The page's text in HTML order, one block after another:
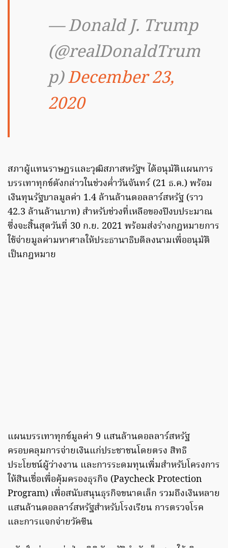
— Donald J. Trump
(@realDonaldTrum
p)December 23,
2020
สภาผู้แทนราษฎรและวุฒิสภาสหรัฐฯ ได้อนุมัติแผนการ
บรรเทาทุกข์ดังกล่าวในช่วงค่ำวันจันทร์ (21 ธ.ค.) พร้อม
เงินทุนรัฐบาลมูลค่า 1.4 ล้านล้านดอลลาร์สหรัฐ (ราว
42.3 ล้านล้านบาท) สำหรับช่วงที่เหลือของปีงบประมาณ
ซึ่งจะสิ้นสุดวันที่ 30 ก.ย. 2021 พร้อมส่งร่างกฎหมายการ
ใช้จ่ายมูลค่ามหาศาลให้ประธานาธิบดีลงนามเพื่ออนุมัติ
เป็นกฎหมาย
แผนบรรเทาทุกข์มูลค่า 9 แสนล้านดอลลาร์สหรัฐ
ครอบคลุมการจ่ายเงินแก่ประชาชนโดยตรง สิทธิ
ประโยชน์ผู้ว่างงาน และการระดมทุนเพิ่มสำหรับโครงการ
ให้สินเชื่อเพื่อคุ้มครองธุรกิจ (Paycheck Protection
Program) เพื่อสนับสนุนธุรกิจขนาดเล็ก รวมถึงเงินหลาย
แสนล้านดอลลาร์สหรัฐสำหรับโรงเรียน การตรวจโรค
และการแจกจ่ายวัคซีน